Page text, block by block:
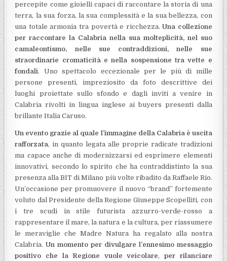
percepite come gioielli capaci di raccontare la storia di una
terra, la sua forza, la sua complessità e la sua bellezza, con
una totale armonia tra povertà e ricchezza.Una collezione
per raccontare la Calabria nella sua molteplicità, nel suo
camaleontismo, nelle sue contraddizioni, nelle sue
straordinarie cromaticità e nella sospensione tra vette e
fondali. Uno spettacolo eccezionale per le più di mille
persone presenti, impreziosito da foto descrittive dei
luoghi proiettate sullo sfondo e dagli inviti a venire in
Calabria rivolti in lingua inglese ai buyers presenti dalla
brillante Italia Caruso.
Un evento grazie al quale l’immagine della Calabria è uscita
rafforzata, in quanto legata alle proprie radicate tradizioni
ma capace anche di modernizzarsi ed esprimere elementi
innovativi, secondo lo spirito che ha contraddistinto la sua
presenza alla BIT di Milano più volte ribadito da Raffaele Rio.
Un’occasione per promuovere il nuovo “brand” fortemente
voluto dal Presidente della Regione Giuseppe Scopelliti, con
i tre scudi in stile futurista azzurro-verde-rosso a
rappresentare il mare, la natura e la cultura, per riassumere
le meraviglie che Madre Natura ha regalato alla nostra
Calabria.Un momento per divulgare l’ennesimo messaggio
positivo che la Regione vuole veicolare, per rilanciare